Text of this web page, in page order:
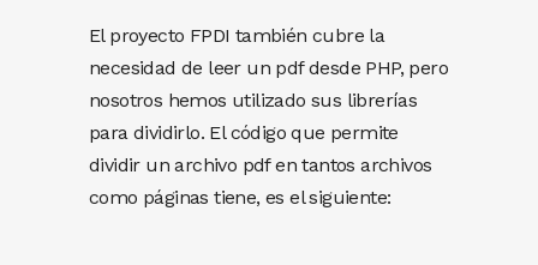
El proyecto FPDI también cubre la
necesidad de leer un pdf desde PHP, pero
nosotros hemos utilizado sus librerías
para dividirlo. El código que permite
dividir un archivo pdf en tantos archivos
como páginas tiene, es el siguiente: